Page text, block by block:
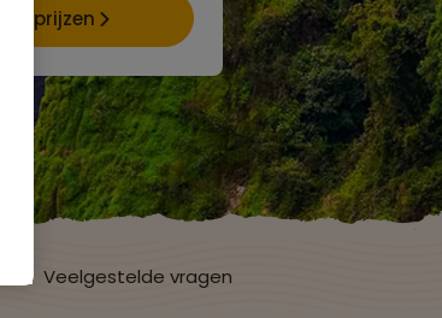
& prijzen
Veelgestelde vragen